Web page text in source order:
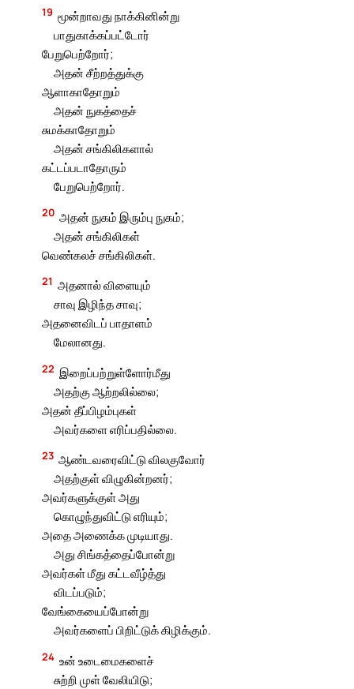
19 மூன்றாவது நாக்கினின்று
பாதுகாக்கப்பட்டோர்
பேறுபெற்றோர்;
அதன் சீற்றத்துக்கு
ஆளாகாதோறும்
அதன் நுகத்தைச்
சுமக்காதோறும்
அதன் சங்கிலிகளால்
கட்டப்படாதோரும்
பேறுபெற்றோர்.
20 அதன் நுகம் இரும்பு நுகம்;
அதன் சங்கிலிகள்
வெண்கலச் சங்கிலிகள்.
21 அதனால் விளையும்
சாவு இழிந்த சாவு;
அதனைவிடப் பாதாளம்
மேலானது.
22 இறைப்பற்றுள்ளோர்மீது
அதற்கு ஆற்றலில்லை;
அதன் தீப்பிழம்புகள்
அவர்களை எரிப்பதில்லை.
23 ஆண்டவரைவிட்டு விலகுவோர்
அதற்குள் விழுகின்றனர்;
அவர்களுக்குள் அது
கொழுந்துவிட்டு எரியும்;
அதை அணைக்க முடியாது.
அது சிங்கத்தைப்போன்று
அவர்கள் மீது கட்டவீழ்த்து
விடப்படும்;
வேங்கையைப்போன்று
அவர்களைப் பிறிட்டுக் கிழிக்கும்.
24 உன் உடைமைகளைச்
சுற்றி முள் வேலியிடு;